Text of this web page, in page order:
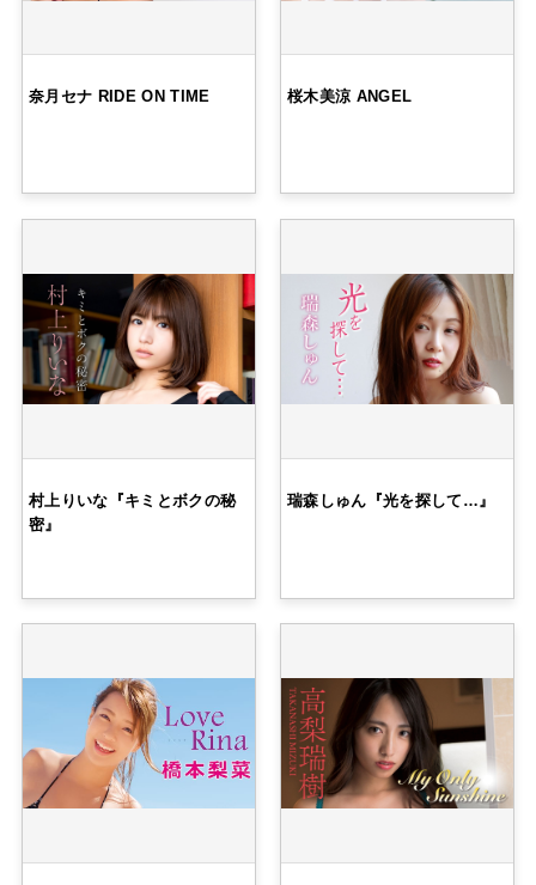
奈月セナ RIDE ON TIME 桜木美涼 ANGEL
村上りいな『キミとボクの秘
密』
瑞森しゅん『光を探して…』